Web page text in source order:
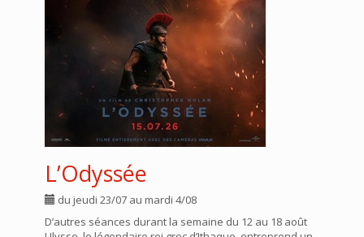
L’Odyssée
du jeudi 23/07 au mardi 4/08
D’autres séances durant la semaine du 12 au 18 août